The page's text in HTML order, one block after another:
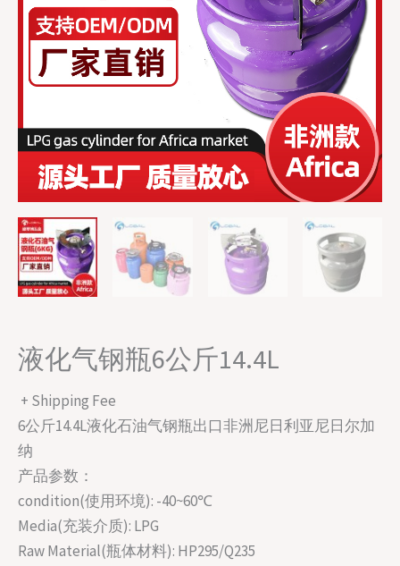
液化气钢瓶6公斤14.4L
+ Shipping Fee
6公斤14.4L液化石油气钢瓶出口非洲尼日利亚尼日尔加
纳
产品参数：
condition(使用环境): -40~60℃
Media(充装介质): LPG
Raw Material(瓶体材料): HP295/Q235